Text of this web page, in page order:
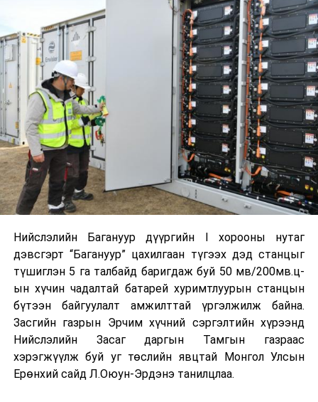
Нийслэлийн Багануур дүүргийн I хорооны нутаг
дэвсгэрт “Багануур” цахилгаан түгээх дэд станцыг
түшиглэн 5 га талбайд баригдаж буй 50 мв/200мв.ц-
ын хүчин чадалтай батарей хуримтлуурын станцын
бүтээн байгуулалт амжилттай үргэлжилж байна.
Засгийн газрын Эрчим хүчний сэргэлтийн хүрээнд
Нийслэлийн Засаг даргын Тамгын газраас
хэрэгжүүлж буй уг төслийн явцтай Монгол Улсын
Ерөнхий сайд Л.Оюун-Эрдэнэ танилцлаа.